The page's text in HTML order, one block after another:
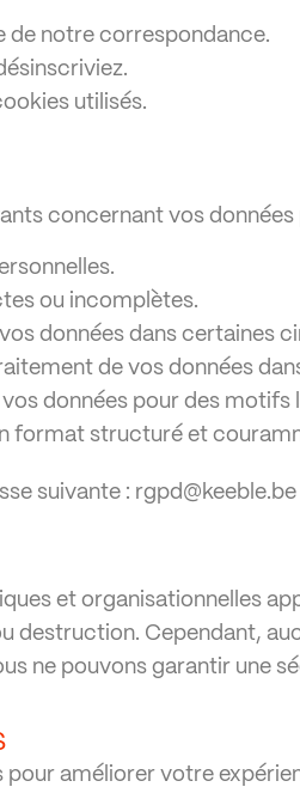
de notre correspondance.
utilisés.
concernant vos données
ou incomplètes.
données dans certaines
de vos données
données pour des motifs
format structuré et
suivante : rgpd@keeble.be
et organisationnelles
Cependant,
ne pouvons garantir une
améliorer votre